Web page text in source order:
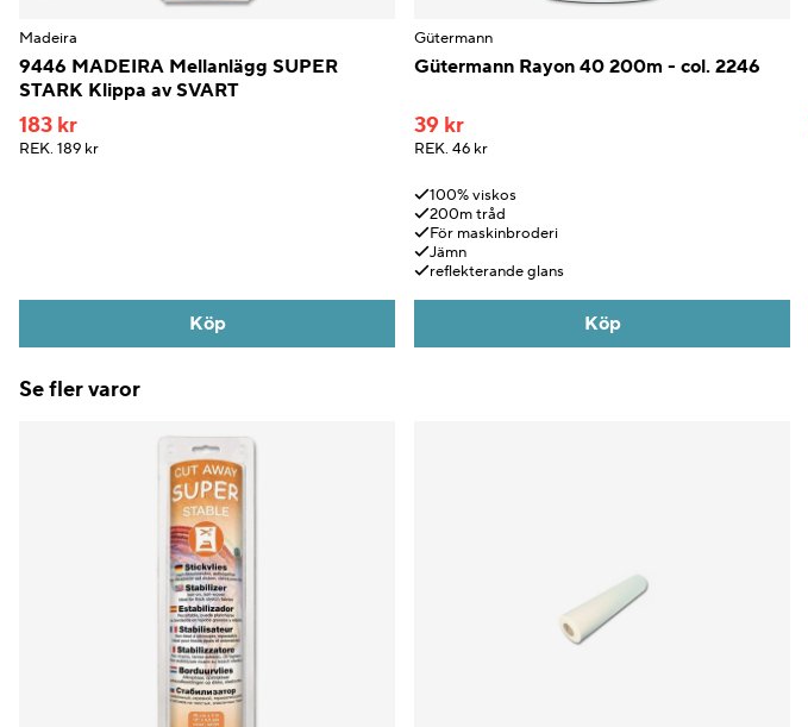
Madeira
9446 MADEIRA Mellanlägg SUPER
STARK Klippa av SVART
183 kr
REK. 189 kr
Köp
Gütermann
Gütermann Rayon 40 200m - col. 2246
39 kr
REK. 46 kr
100% viskos
200m tråd
För maskinbroderi
Jämn
reflekterande glans
Köp
Se fler varor